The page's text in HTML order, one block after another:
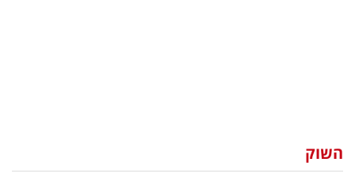
וצרכנות
השוק